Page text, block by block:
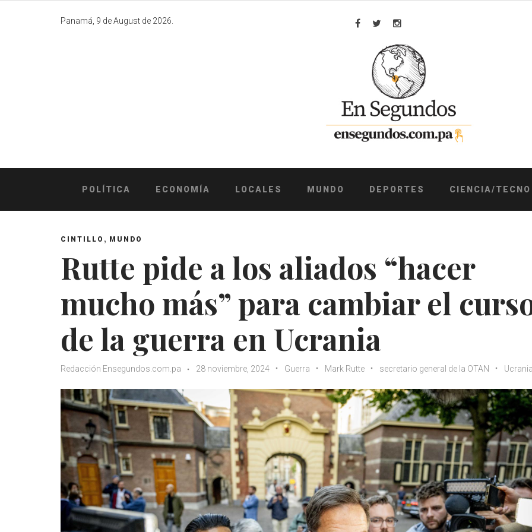
Panamá, 9 de August de 2026.
Facebook
TwitterInstagram
POLÍTICA ECONOMÍA LOCALES MUNDO DEPORTES CIENCIA/TECNO
CINTILLO , MUNDO
Rutte pide a los aliados “hacer
mucho más” para cambiar el
de la guerra en Ucrania
Redacción Ensegundos.com.pa 28 noviembre, 2024 Guerra Mark Rutte secretario general de la OTAN